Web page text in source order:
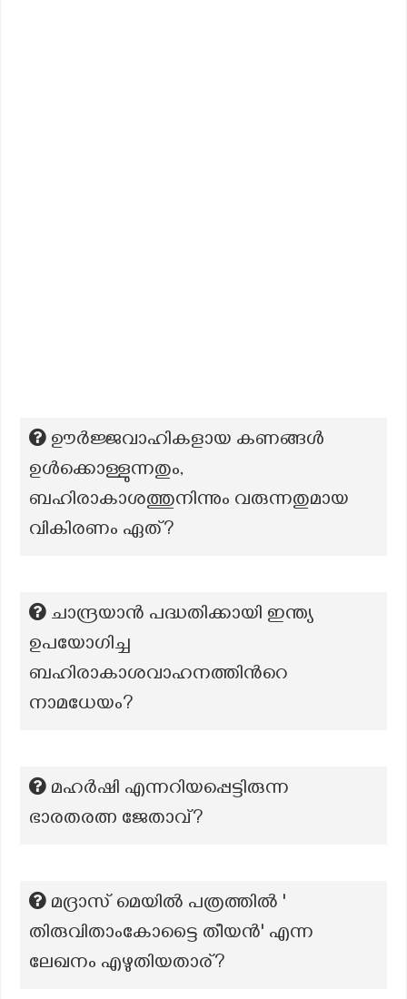
ഊർജ്ജവാഹികളായ കണങ്ങൾ
ഉൾക്കൊള്ളുന്നതും,
ബഹിരാകാശത്തുനിന്നും വരുന്നതുമായ
വികിരണം ഏത്?
ചാന്ദ്രയാൻ പദ്ധതിക്കായി ഇന്ത്യ
ഉപയോഗിച്ച
ബഹിരാകാശവാഹനത്തിൻറെ
നാമധേയം?
മഹർഷി എന്നറിയപ്പെട്ടിരുന്ന
ഭാരതരത്ന ജേതാവ്?
മദ്രാസ് മെയിൽ പത്രത്തിൽ '
തിരുവിതാംകോട്ടൈ തീയൻ' എന്ന
ലേഖനം എഴുതിയതാര്?